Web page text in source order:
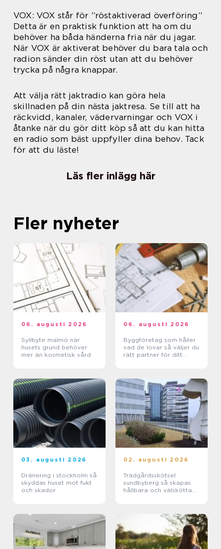
VOX: VOX står för ”röstaktiverad överföring”
Detta är en praktisk funktion att ha om du
behöver ha båda händerna fria när du jagar.
När VOX är aktiverat behöver du bara tala och
radion sänder din röst utan att du behöver
trycka på några knappar.
Att välja rätt jaktradio kan göra hela
skillnaden på din nästa jaktresa. Se till att ha
räckvidd, kanaler, vädervarningar och VOX i
åtanke när du gör ditt köp så att du kan hitta
en radio som bäst uppfyller dina behov. Tack
för att du läste!
Läs fler inlägg här
Fler nyheter
06. augusti 2026
Syllbyte malmö när
husets grund behöver
mer än kosmetisk vård
06. augusti 2026
Byggföretag som håller
vad de lovar så väljer du
rätt partner för ditt
03. augusti 2026
Dränering i stockholm så
skyddas huset mot fukt
och skador
02. augusti 2026
Trädgårdsskötsel
sundbyberg så skapas
hållbara och välskötta